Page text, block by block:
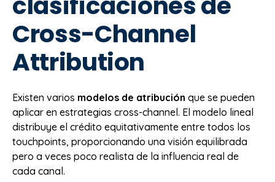
Cross-Channel
Attribution
Existen varios modelos de atribución que se pueden
aplicar en estrategias cross-channel. El modelo lineal
distribuye el crédito equitativamente entre todos los
touchpoints, proporcionando una visión equilibrada
pero a veces poco realista de la influencia real de
cada canal.